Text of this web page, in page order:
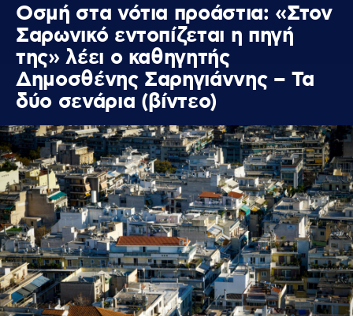
Οσμή στα νότια προάστια: «Στον
Σαρωνικό εντοπίζεται η πηγή
της» λέει ο καθηγητής
Δημοσθένης Σαρηγιάννης – Τα
δύο σενάρια (βίντεο)